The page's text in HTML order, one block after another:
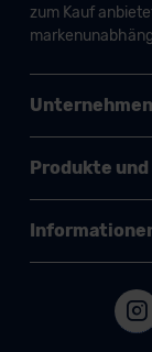
zum Kauf
Unternehmen
Produkte